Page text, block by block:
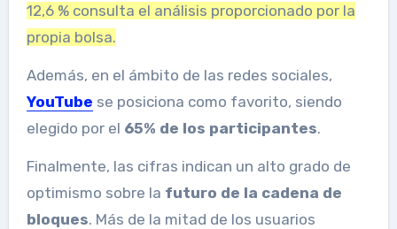
12,6 % consulta el análisis proporcionado por la
propia bolsa.
Además, en el ámbito de las redes sociales,
YouTube se posiciona como favorito, siendo
elegido por el 65% de los participantes.
Finalmente, las cifras indican un alto grado de
optimismo sobre la futuro de la cadena de
bloques. Más de la mitad de los usuarios